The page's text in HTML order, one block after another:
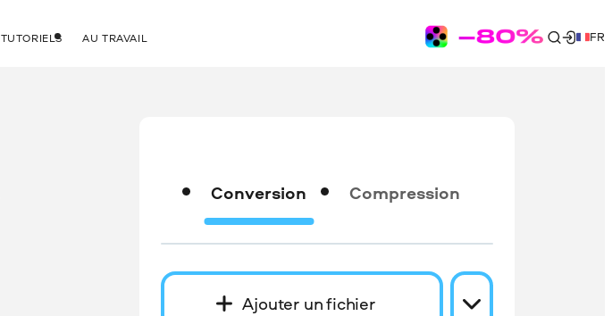
TUTORIELS AU TRAVAIL FR
Conversion Compression
Ajouter un fichier